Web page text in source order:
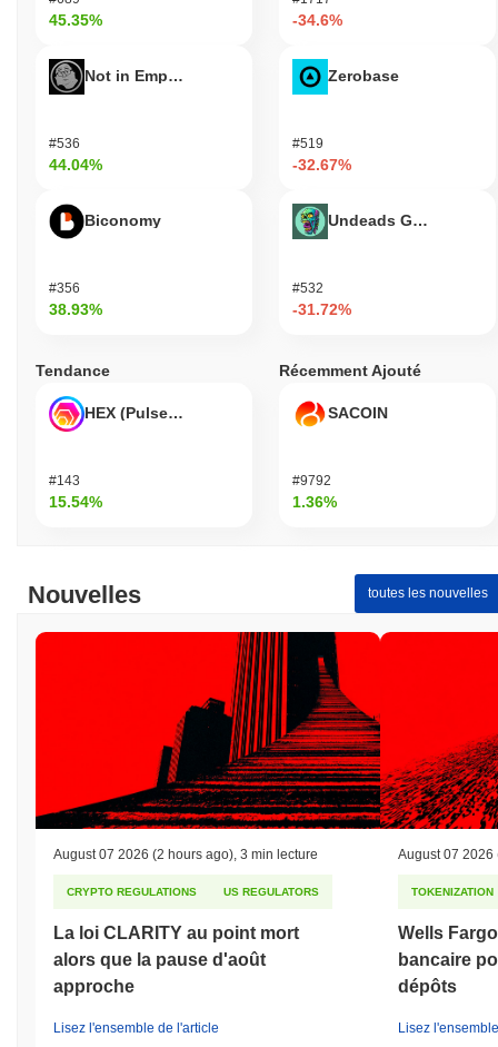
45.35%
Not in Employment, Education, or Training
#536
44.04%
Biconomy
#356
38.93%
-34.6%
Zerobase
#519
-32.67%
Undeads Games
#532
-31.72%
Tendance
HEX (Pulsechain)
#143
15.54%
Récemment Ajouté
SACOIN
#9792
1.36%
Nouvelles toutes les nouvelles
August 07 2026 (2 hours ago) 3 min lecture
CRYPTO REGULATIONS US REGULATORS
La loi CLARITY au point mort
alors que la pause d'août
approche
Lisez l'ensemble de l'article
August 07 2026
TOKENIZATION
Wells
bancaire
dépôts
Lisez